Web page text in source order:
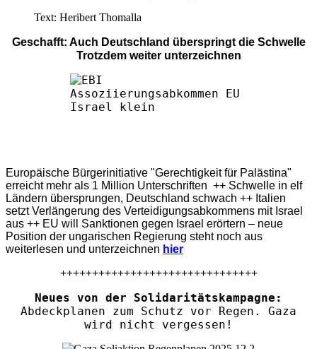
Text: Heribert Thomalla
Geschafft: Auch Deutschland überspringt die Schwelle
Trotzdem weiter unterzeichnen
Europäische Bürgerinitiative "Gerechtigkeit für Palästina"
erreicht mehr als 1 Million Unterschriften ++ Schwelle in elf
Ländern übersprungen, Deutschland schwach ++ Italien
setzt Verlängerung des Verteidigungsabkommens mit Israel
aus ++ EU will Sanktionen gegen Israel erörtern – neue
Position der ungarischen Regierung steht noch aus
weiterlesen und unterzeichnen hier
+++++++++++++++++++++++++++++++
Neues von der Solidaritätskampagne:
Abdeckplanen zum Schutz vor Regen. Gaza
wird nicht vergessen!